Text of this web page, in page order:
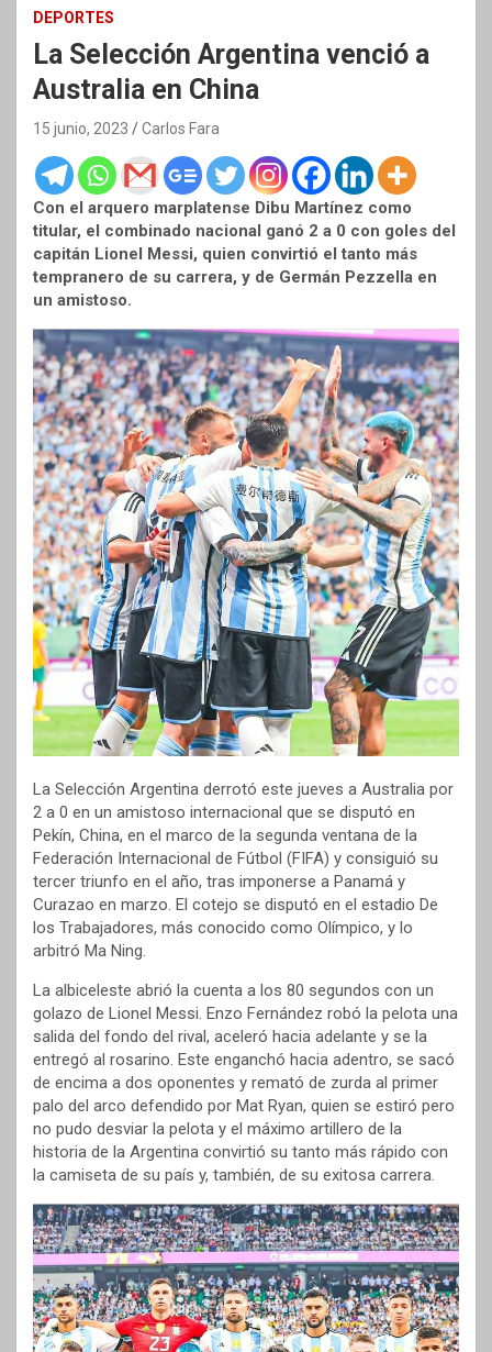
DEPORTES
La Selección Argentina venció a
Australia en China
15 junio, 2023 Carlos Fara
Con el arquero marplatense Dibu Martínez como
titular, el combinado nacional ganó 2 a 0 con goles del
capitán Lionel Messi, quien convirtió el tanto más
tempranero de su carrera, y de Germán Pezzella en
un amistoso.
La Selección Argentina derrotó este jueves a Australia por
2 a 0 en un amistoso internacional que se disputó en
Pekín, China, en el marco de la segunda ventana de la
Federación Internacional de Fútbol (FIFA) y consiguió su
tercer triunfo en el año, tras imponerse a Panamá y
Curazao en marzo. El cotejo se disputó en el estadio De
los Trabajadores, más conocido como Olímpico, y lo
arbitró Ma Ning.
La albiceleste abrió la cuenta a los 80 segundos con un
golazo de Lionel Messi. Enzo Fernández robó la pelota una
salida del fondo del rival, aceleró hacia adelante y se la
entregó al rosarino. Este enganchó hacia adentro, se sacó
de encima a dos oponentes y remató de zurda al primer
palo del arco defendido por Mat Ryan, quien se estiró pero
no pudo desviar la pelota y el máximo artillero de la
historia de la Argentina convirtió su tanto más rápido con
la camiseta de su país y, también, de su exitosa carrera.